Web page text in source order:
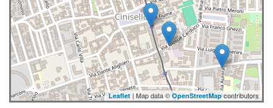
Leaflet | Map data ©OpenStreetMapcontributors